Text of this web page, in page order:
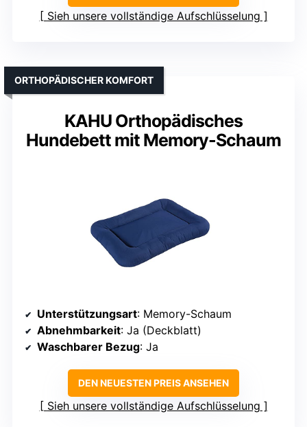
Sieh unsere vollständige Aufschlüsselung
KAHU Orthopädisches
Hundebett mit Memory-Schaum
ORTHOPÄDISCHER KOMFORT
Unterstützungsart: Memory-Schaum
Abnehmbarkeit: Ja (Deckblatt)
Waschbarer Bezug: Ja
DEN NEUESTEN PREIS ANSEHEN
Sieh unsere vollständige Aufschlüsselung